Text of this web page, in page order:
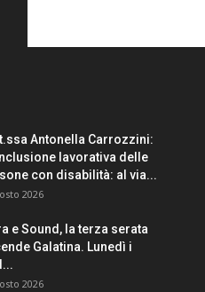
Antonella Carrozzini:
lavorativa delle
con disabilità: al via...
2026
e Sound, la terza serata
Galatina. Lunedì i
2026